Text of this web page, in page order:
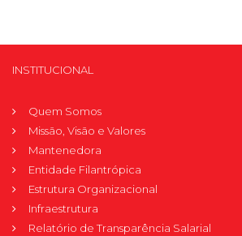
INSTITUCIONAL
Quem Somos
Missão, Visão e Valores
Mantenedora
Entidade Filantrópica
Estrutura Organizacional
Infraestrutura
Relatório de Transparência Salarial